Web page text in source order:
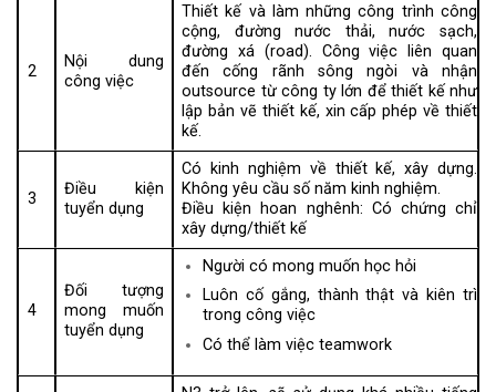
2
Nội dung
công việc
Thiết kế và làm những công trình công
cộng, đường nước thải, nước sạch,
đường xá (road). Công việc liên quan
đến cống rãnh sông ngòi và nhận
outsource từ công ty lớn để thiết kế như
lập bản vẽ thiết kế, xin cấp phép về thiết
kế.
3
Điều kiện
tuyển dụng
Có kinh nghiệm về thiết kế, xây dựng.
Không yêu cầu số năm kinh nghiệm.
Điều kiện hoan nghênh: Có chứng chỉ
xây dựng/thiết kế
4
Đối tượng
mong muốn
tuyển dụng
Người có mong muốn học hỏi
Luôn cố gắng, thành thật và kiên trì
trong công việc
Có thể làm việc teamwork